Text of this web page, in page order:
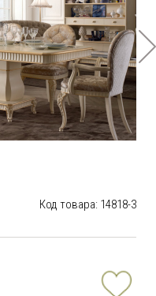
Код товара: 14818-3